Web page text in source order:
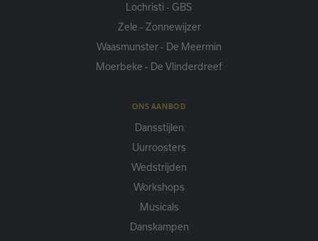
Lochristi - GBS
Zele - Zonnewijzer
Waasmunster - De Meermin
Moerbeke - De Vlinderdreef
ONS AANBOD
Dansstijlen
Uurroosters
Wedstrijden
Workshops
Musicals
Danskampen